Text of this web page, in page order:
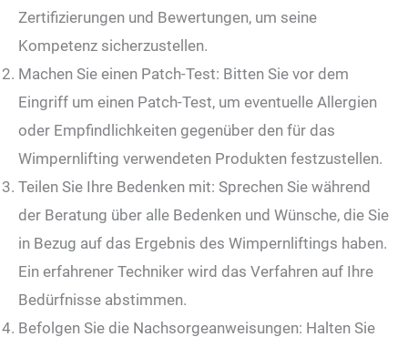
Zertifizierungen und Bewertungen, um seine
Kompetenz sicherzustellen.
Machen Sie einen Patch-Test: Bitten Sie vor dem
Eingriff um einen Patch-Test, um eventuelle Allergien
oder Empfindlichkeiten gegenüber den für das
Wimpernlifting verwendeten Produkten festzustellen.
Teilen Sie Ihre Bedenken mit: Sprechen Sie während
der Beratung über alle Bedenken und Wünsche, die Sie
in Bezug auf das Ergebnis des Wimpernliftings haben.
Ein erfahrener Techniker wird das Verfahren auf Ihre
Bedürfnisse abstimmen.
Befolgen Sie die Nachsorgeanweisungen: Halten Sie